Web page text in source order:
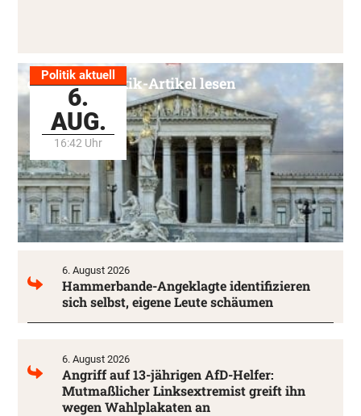
Politik aktuell
6.
AUG.
16:42 Uhr
Alle Politik-Artikel lesen
6. August 2026
Hammerbande-Angeklagte identifizieren
sich selbst, eigene Leute schäumen
6. August 2026
Angriff auf 13-jährigen AfD-Helfer:
Mutmaßlicher Linksextremist greift ihn
wegen Wahlplakaten an